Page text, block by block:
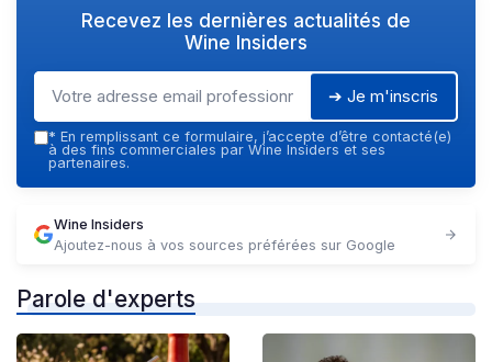
Recevez les dernières actualités de
Wine Insiders
➔ Je m'inscris
* En remplissant ce formulaire, j’accepte d’être contacté(e)
à des fins commerciales par Wine Insiders et ses
partenaires.
Wine Insiders
Ajoutez-nous à vos sources préférées sur Google
Parole d'experts